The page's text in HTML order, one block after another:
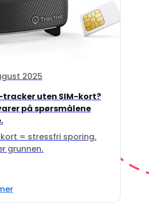
2025
tracker uten SIM-kort?
på spørsmålene
= stressfri sporing.
grunnen.